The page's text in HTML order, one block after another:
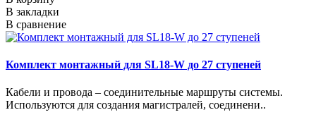
В закладки
В сравнение
Комплект монтажный для SL18-W до 27 ступеней
Кабели и провода – соединительные маршруты системы.
Используются для создания магистралей, соединени..